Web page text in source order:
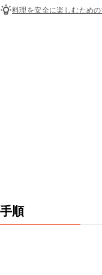
料理を安全に楽しむため
手順